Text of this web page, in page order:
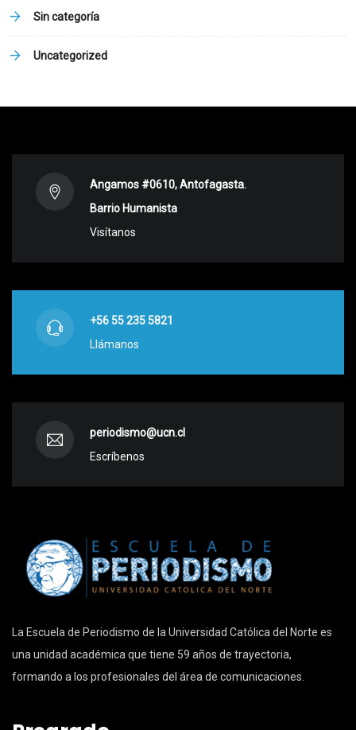
Sin categoría
Uncategorized
Angamos #0610, Antofagasta.
Barrio Humanista
Visítanos
+56 55 235 5821
Llámanos
periodismo@ucn.cl
Escríbenos
La Escuela de Periodismo de la Universidad Católica del Norte es
una unidad académica que tiene 59 años de trayectoria,
formando a los profesionales del área de comunicaciones.